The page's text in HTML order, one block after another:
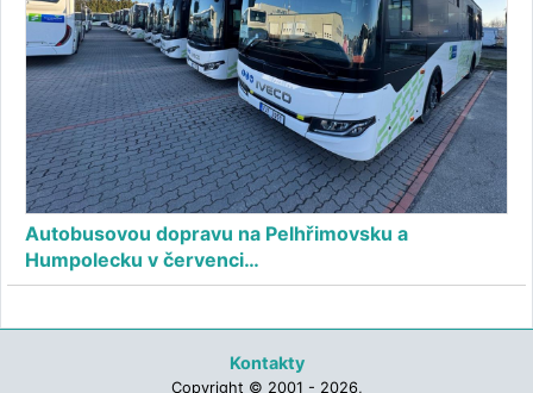
Autobusovou dopravu na Pelhřimovsku a
Humpolecku v červenci…
Kontakty
Copyright © 2001 - 2026,